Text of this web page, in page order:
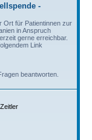
-
Ort für Patientinnen zur
in Anspruch
gerne erreichbar.
Link
beantworten.